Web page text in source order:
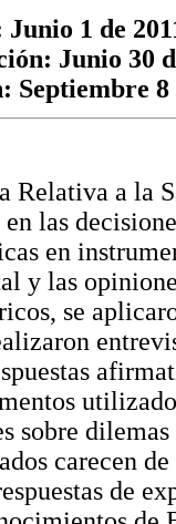
1 de
Junio 30
Septiembre 8
Relativa a la
las
en
y las
se
sobre
carecen
de